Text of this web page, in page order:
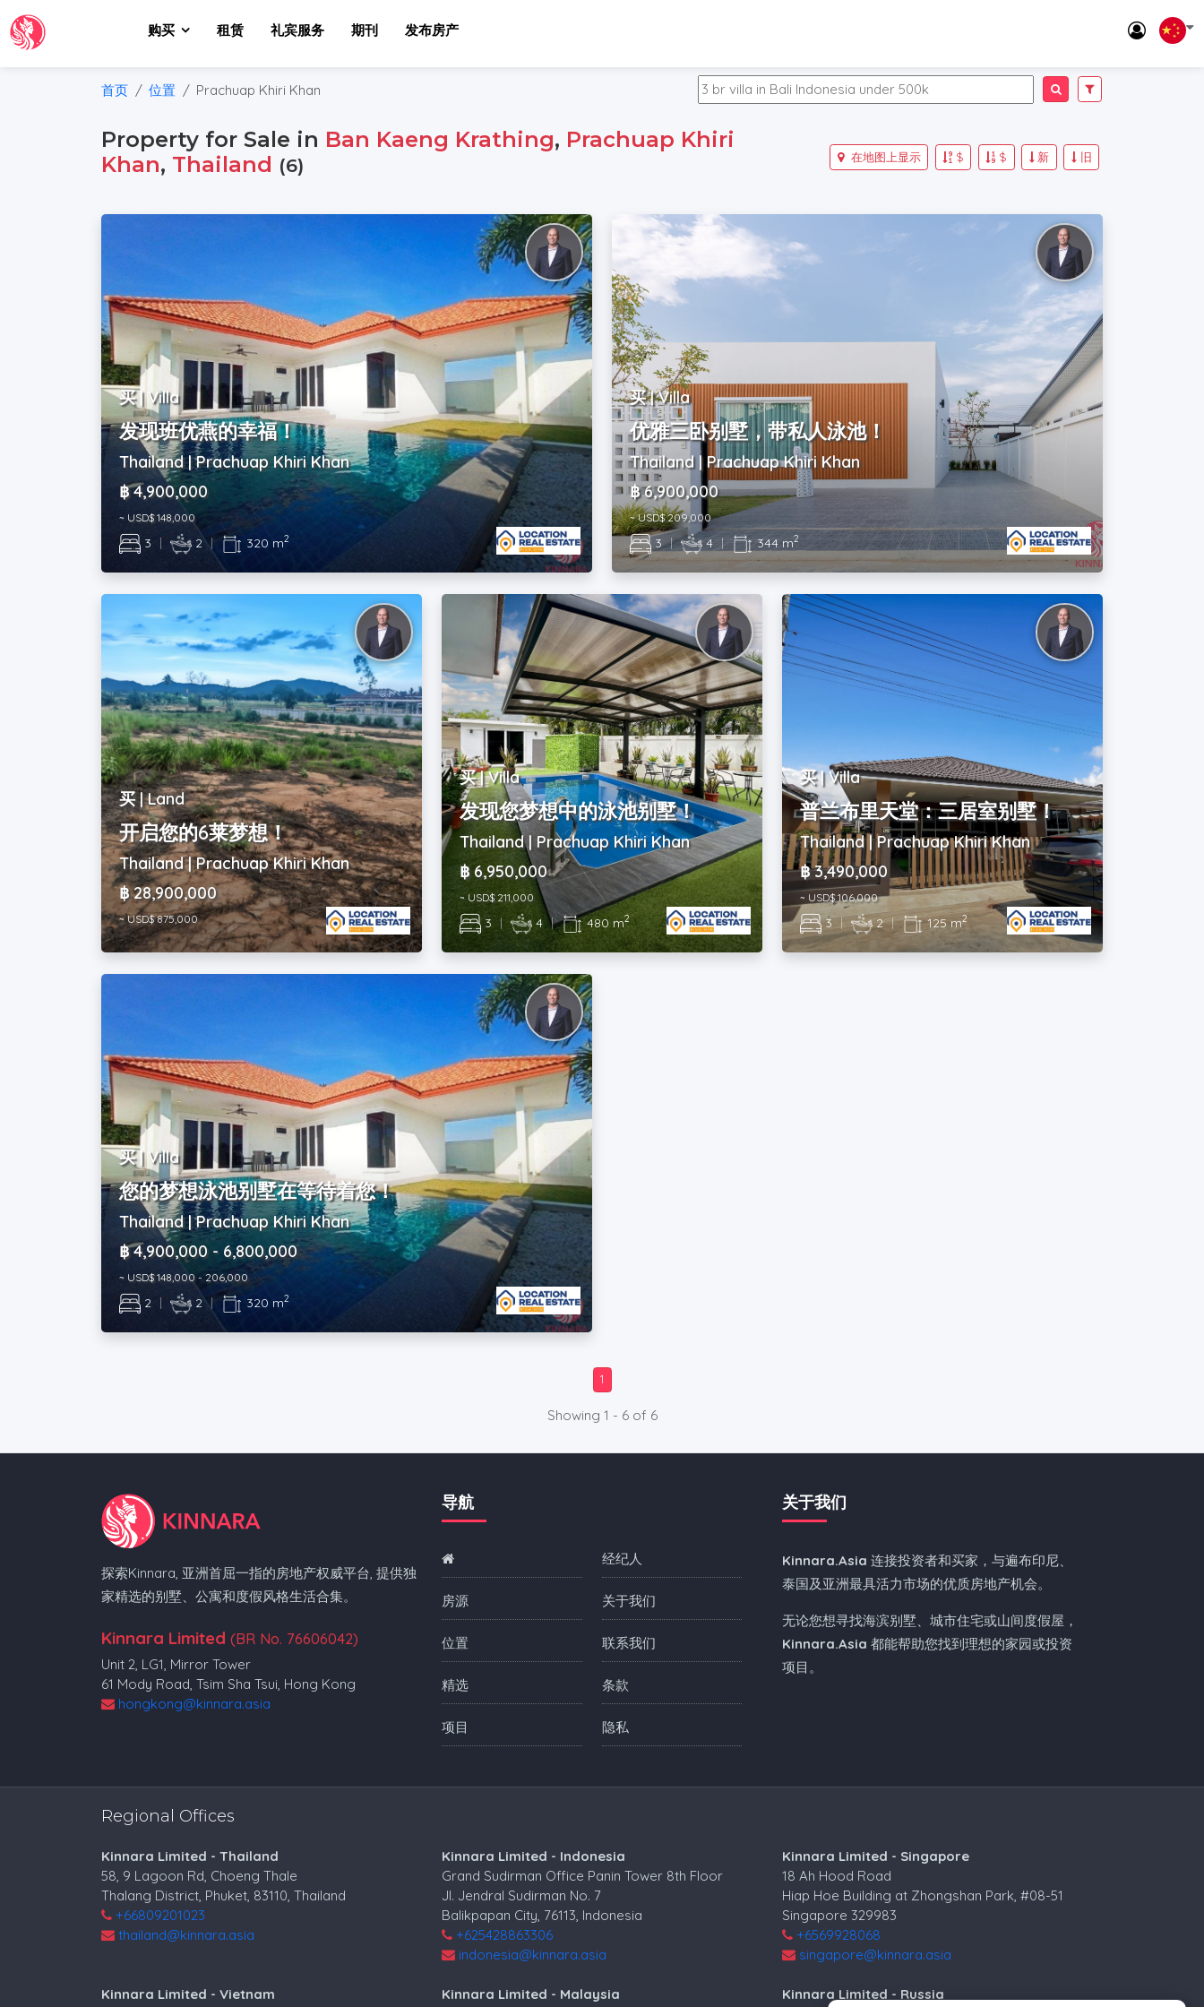
购买 租赁 礼宾服务 期刊 发布房产
首页 位置 Prachuap Khiri Khan
Property for Sale in Ban Kaeng Krathing, Prachuap Khiri
Khan, Thailand (6) 旧
新
$
$
在地图上显示
买 | Villa
发现班优燕的幸福！
Thailand | Prachuap Khiri Khan
฿ 4,900,000
~ USD$ 148,000
3 | 2 | 320 m2
买 | Villa
优雅三卧别墅，带私人泳池！
Thailand | Prachuap Khiri Khan
฿ 6,900,000
~ USD$ 209,000
3 | 4 | 344 m2
买 | Land
开启您的6莱梦想！
Thailand | Prachuap Khiri Khan
฿ 28,900,000
~ USD$ 875,000
买 | Villa
发现您梦想中的泳池别墅！
Thailand | Prachuap Khiri Khan
฿ 6,950,000
~ USD$ 211,000
3 | 4 | 480 m2
买 | Villa
普兰布里天堂：三居室别墅！
Thailand | Prachuap Khiri Khan
฿ 3,490,000
~ USD$ 106,000
3 | 2 | 125 m2
买 | Villa
您的梦想泳池别墅在等待着您！
Thailand | Prachuap Khiri Khan
฿ 4,900,000 - 6,800,000
~ USD$ 148,000 - 206,000
2 | 2 | 320 m2
1
Showing 1 - 6 of 6
探索Kinnara, 亚洲首屈一指的房地产权威平台, 提供独
家精选的别墅、公寓和度假风格生活合集。
Kinnara Limited (BR No. 76606042)
Unit 2, LG1, Mirror Tower
61 Mody Road, Tsim Sha Tsui, Hong Kong
hongkong@kinnara.asia
导航
房源
位置
精选
项目
经纪人
关于我们
联系我们
条款
隐私
关于我们
Kinnara.Asia 连接投资者和买家，与遍布印尼、
泰国及亚洲最具活力市场的优质房地产机会。
无论您想寻找海滨别墅、城市住宅或山间度假屋，
Kinnara.Asia 都能帮助您找到理想的家园或投资
项目。
Regional Offices
Kinnara Limited - Thailand
58, 9 Lagoon Rd, Choeng Thale
Thalang District, Phuket, 83110, Thailand
+66809201023
thailand@kinnara.asia
Kinnara Limited - Indonesia
Grand Sudirman Office Panin Tower 8th Floor
Jl. Jendral Sudirman No. 7
Balikpapan City, 76113, Indonesia
+625428863306
indonesia@kinnara.asia
Kinnara Limited - Singapore
18 Ah Hood Road
Hiap Hoe Building at Zhongshan Park, #08-51
Singapore 329983
+6569928068
singapore@kinnara.asia
Kinnara Limited - Vietnam
Kinnara Limited - Malaysia
Kinnara Limited - Russia